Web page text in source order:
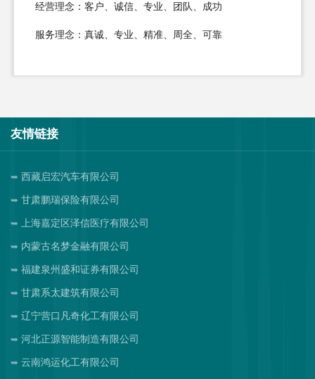
经营理念：客户、诚信、专业、团队、成功
服务理念：真诚、专业、精准、周全、可靠
友情链接
西藏启宏汽车有限公司
甘肃鹏瑞保险有限公司
上海嘉定区泽信医疗有限公司
内蒙古名梦金融有限公司
福建泉州盛和证券有限公司
甘肃系太建筑有限公司
辽宁营口凡奇化工有限公司
河北正源智能制造有限公司
云南鸿运化工有限公司